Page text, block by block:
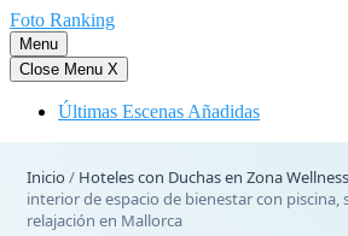
Saltar
al
contenido
Foto Ranking
Menu
Close Menu X
Últimas Escenas Añadidas
Inicio / Hoteles con Duchas en Zona
interior de espacio de bienestar con piscina,
relajación en Mallorca